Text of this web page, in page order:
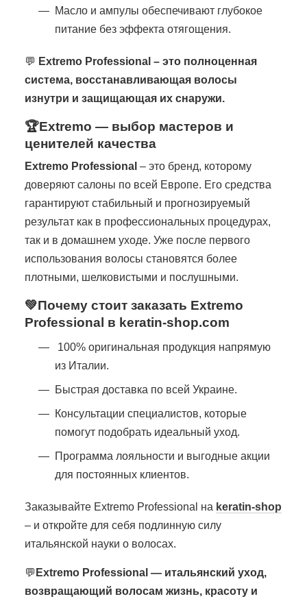
Масло и ампулы обеспечивают глубокое
питание без эффекта отягощения.
💬 Extremo Professional – это полноценная
система, восстанавливающая волосы
изнутри и защищающая их снаружи.
🏆Extremo — выбор мастеров и
ценителей качества
Extremo Professional – это бренд, которому
доверяют салоны по всей Европе. Его средства
гарантируют стабильный и прогнозируемый
результат как в профессиональных процедурах,
так и в домашнем уходе. Уже после первого
использования волосы становятся более
плотными, шелковистыми и послушными.
💚Почему стоит заказать Extremo
Professional в keratin-shop.com
100% оригинальная продукция напрямую
из Италии.
Быстрая доставка по всей Украине.
Консультации специалистов, которые
помогут подобрать идеальный уход.
Программа лояльности и выгодные акции
для постоянных клиентов.
Заказывайте Extremo Professional на keratin-shop
– и откройте для себя подлинную силу
итальянской науки о волосах.
💬 Extremo Professional — итальянский уход,
возвращающий волосам жизнь, красоту и